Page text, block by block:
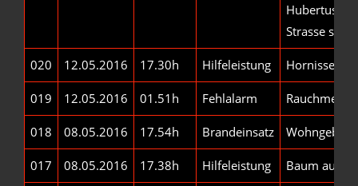
Hubertus
Strasse
020 12.05.2016 17.30h Hilfeleistung Hornissen-/
019 12.05.2016 01.51h Fehlalarm Rauchmelder
018 08.05.2016 17.54h Brandeinsatz
017 08.05.2016 17.38h Hilfeleistung Baum auf